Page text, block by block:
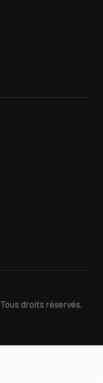
Tous droits réservés.